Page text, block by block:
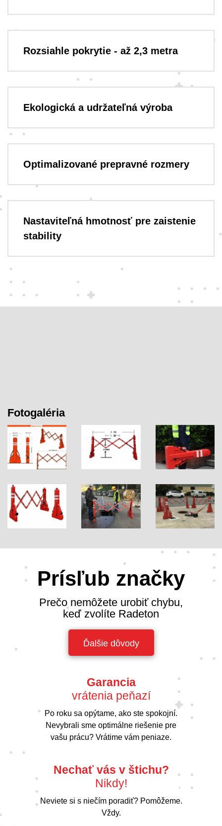
Rozsiahle pokrytie - až 2,3 metra
Ekologická a udržateľná výroba
Optimalizované prepravné rozmery
Nastaviteľná hmotnosť pre zaistenie
stability
Fotogaléria
Prísľub značky
Prečo nemôžete urobiť chybu,
keď zvolíte Radeton
Ďalšie dôvody
Garancia
vrátenia peňazí
Po roku sa opýtame, ako ste spokojní.
Nevybrali sme optimálne riešenie pre
vašu prácu? Vrátime vám peniaze.
Nechať vás v štichu?
Nikdy!
Neviete si s niečím poradiť? Pomôžeme.
Vždy.